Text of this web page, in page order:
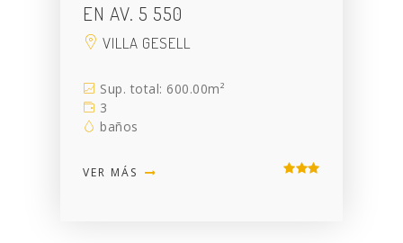
EN AV. 5 550
VILLA GESELL
Sup. total: 600.00m²
3
baños
VER MÁS